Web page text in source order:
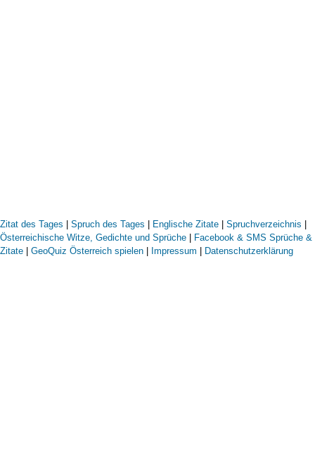
Zitat des Tages | Spruch des Tages | Englische Zitate | Spruchverzeichnis |
Österreichische Witze, Gedichte und Sprüche | Facebook & SMS Sprüche &
Zitate | GeoQuiz Österreich spielen | Impressum | Datenschutzerklärung